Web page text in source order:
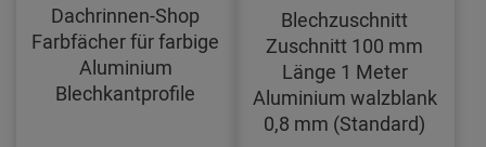
Dachrinnen-Shop
Farbfächer für farbige
Aluminium
Blechkantprofile
Blechzuschnitt
Zuschnitt 100 mm
Länge 1 Meter
Aluminium walzblank
0,8 mm (Standard)